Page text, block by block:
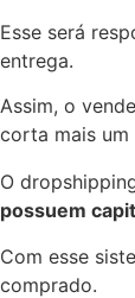
Esse será
entrega.
Assim, o
corta mais
O
possuem
Com esse
comprado.